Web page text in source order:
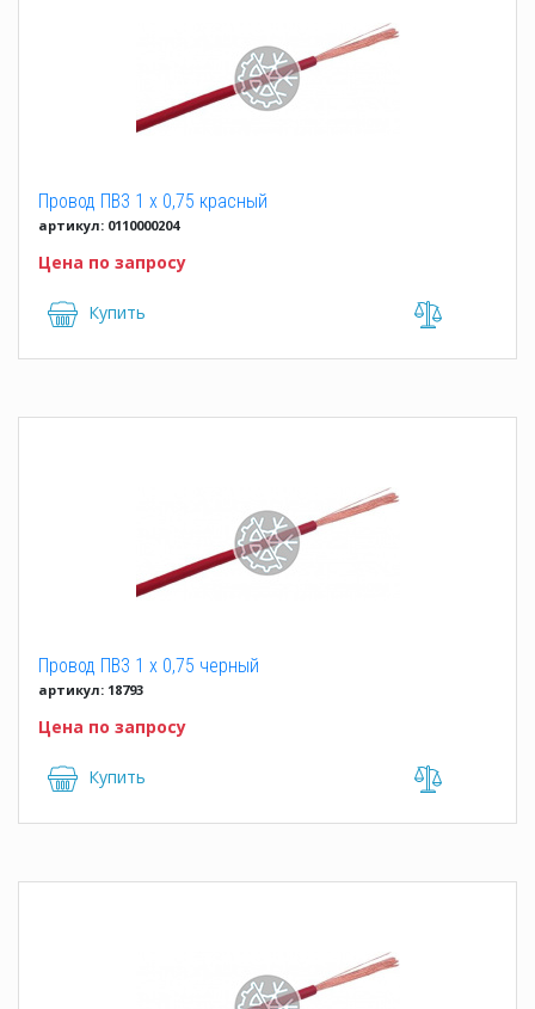
Провод ПВ3 1 x 0,75 красный
артикул: 0110000204
Цена по запросу
Купить
Провод ПВ3 1 x 0,75 черный
артикул: 18793
Цена по запросу
Купить